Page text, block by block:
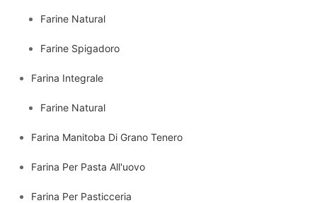
Farine Natural
Farine Spigadoro
Farina Integrale
Farine Natural
Farina Manitoba Di Grano Tenero
Farina Per Pasta All'uovo
Farina Per Pasticceria